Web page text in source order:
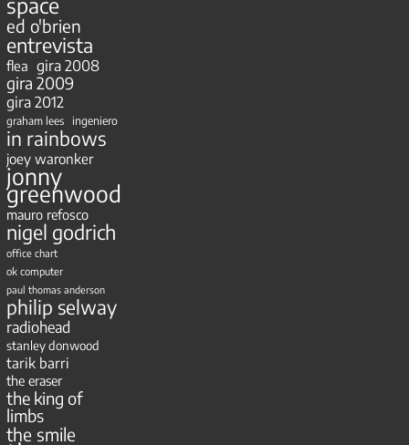
space
ed o'brien
entrevista
flea gira 2008
gira 2009
gira 2012
graham lees ingeniero
in rainbows
joey waronker
jonny
greenwood
mauro refosco
nigel godrich
office chart
ok computer
paul thomas anderson
philip selway
radiohead
stanley donwood
tarik barri
the eraser
the king of
limbs
the smile